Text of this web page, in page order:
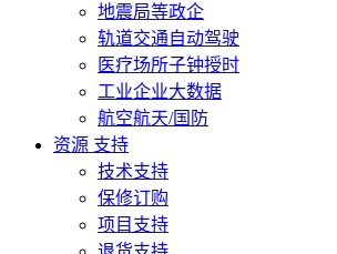
地震局等政企
轨道交通自动驾驶
医疗场所子钟授时
工业企业大数据
航空航天/国防
资源 支持
技术支持
保修订购
项目支持